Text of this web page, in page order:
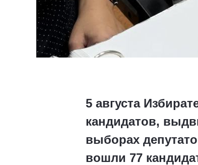
5 августа
кандидатов,
выборах
вошли 77